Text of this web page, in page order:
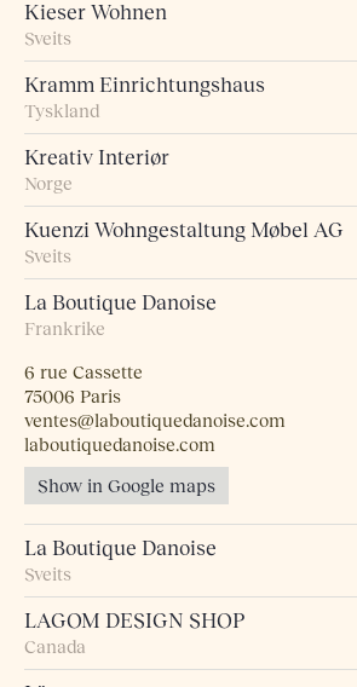
Kieser Wohnen
Sveits
Kramm Einrichtungshaus
Tyskland
Kreativ Interiør
Norge
Kuenzi Wohngestaltung Møbel AG
Sveits
La Boutique Danoise
Frankrike
6 rue Cassette
75006 Paris
ventes@laboutiquedanoise.com
laboutiquedanoise.com
Show in Google maps
La Boutique Danoise
Sveits
LAGOM DESIGN SHOP
Canada